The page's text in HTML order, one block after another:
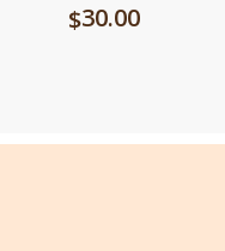
$30.00